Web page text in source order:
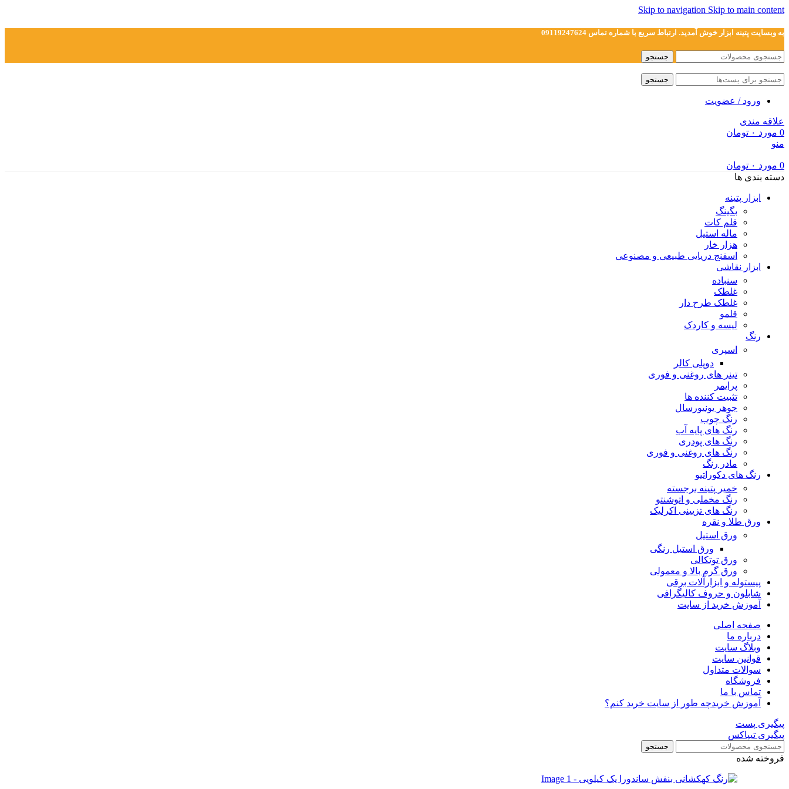
Skip to navigation Skip to main content
به وبسایت پتینه ابزار خوش آمدید. ارتباط سریع با شماره تماس 09119247624
جستجو
جستجو
ورود / عضویت
علاقه مندی
0 مورد ۰ تومان
منو
0 مورد ۰ تومان
دسته بندی ها
ابزار پتینه
بگینگ
قلم کات
ماله استیل
هزار خار
اسفنج دریایی طبیعی و مصنوعی
ابزار نقاشی
سنباده
غلطک
غلطک طرح دار
قلمو
لیسه و کاردک
رنگ
اسپری
دوپلی کالر
تینر های روغنی و فوری
پرایمر
تثبیت کننده ها
جوهر یونیورسال
رنگ چوب
رنگ‌ های پایه آب
رنگ های پودری
رنگ‌ های روغنی و فوری
مادر رنگ
رنگ های دکوراتیو
خمیر پتینه برجسته
رنگ مخملی و اتوشنتو
رنگ های تزیینی اکرلیک
ورق طلا و نقره
ورق استیل
ورق استیل رنگی
ورق توتکالی
ورق گرم بالا و معمولی
پیستوله و ابزارآلات برقی
شابلون و حروف کالیگرافی
آموزش خرید از سایت
صفحه اصلی
درباره ما
وبلاگ سایت
قوانین سایت
سوالات متداول
فروشگاه
تماس با ما
آموزش خریدچه طور از سایت خرید کنم؟
پیگیری پست
پیگیری تیپاکس
جستجو
فروخته شده